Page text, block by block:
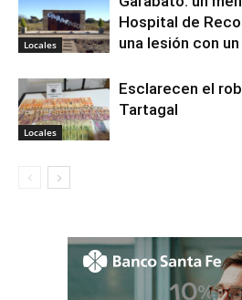
Locales
Hospital de
una lesión con
Locales
Esclarecen el
Tartagal